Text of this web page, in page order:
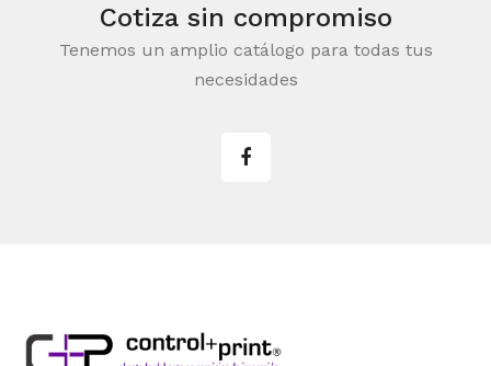
Cotiza sin compromiso
Tenemos un amplio catálogo para todas tus
necesidades